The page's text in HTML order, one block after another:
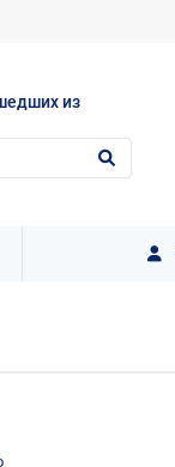
из